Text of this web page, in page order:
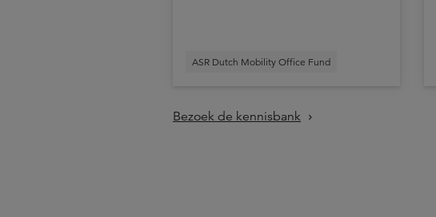
ASR Dutch Mobility Office Fund
Bezoek de kennisbank